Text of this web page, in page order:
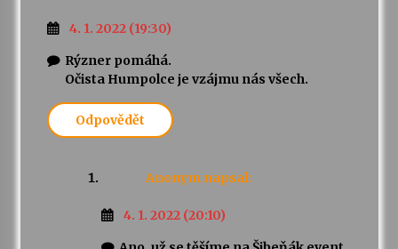
4. 1. 2022 (19:30)
Rýzner pomáhá.
Očista Humpolce je vzájmu nás všech.
Odpovědět
Anonym napsal:
4. 1. 2022 (20:10)